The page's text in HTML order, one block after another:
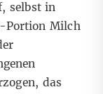
selbst in
Portion Milch
das